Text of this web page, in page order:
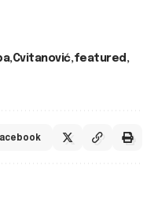
Cvitanović featured